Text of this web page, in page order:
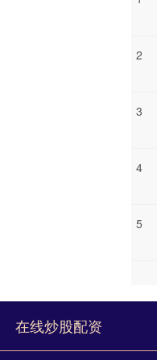
2
3
4
5
在线炒股配资